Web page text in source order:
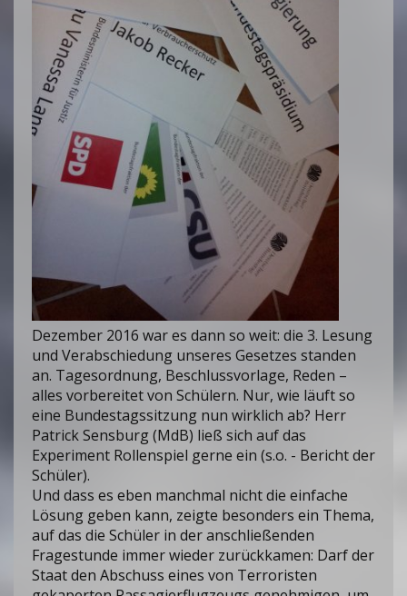
Dezember 2016 war es dann so weit: die 3. Lesung
und Verabschiedung unseres Gesetzes standen
an. Tagesordnung, Beschlussvorlage, Reden –
alles vorbereitet von Schülern. Nur, wie läuft so
eine Bundestagssitzung nun wirklich ab? Herr
Patrick Sensburg (MdB) ließ sich auf das
Experiment Rollenspiel gerne ein (s.o. - Bericht der
Schüler).
Und dass es eben manchmal nicht die einfache
Lösung geben kann, zeigte besonders ein Thema,
auf das die Schüler in der anschließenden
Fragestunde immer wieder zurückkamen: Darf der
Staat den Abschuss eines von Terroristen